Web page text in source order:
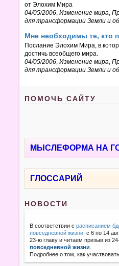
от Элохим Мира
04/05/2006 ,Изменение мира ,
для трансформации Земли и
Мне необходимы те, кто
Послание Элохим Мира, в
достичь всеобщего мира.
04/05/2006 ,Изменение мира ,
для трансформации Земли и
ПОМОЧЬ САЙТУ
МЫСЛЕФОРМА НА
ГЛОССАРИЙ
НОВОСТИ
В соответствии срасписанием
повседневной жизни , с 6 по 14
23-ю главу и читаем призыв из
повседневной жизни
Подробнее о том, как